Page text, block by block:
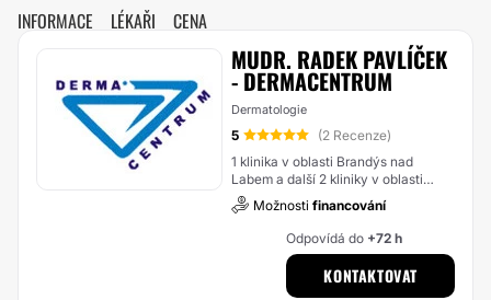
INFORMACE LÉKAŘI CENA
MUDR. RADEK PAVLÍČEK
- DERMACENTRUM
Dermatologie
5
(2 Recenze)
1 klinika v oblasti Brandýs nad
Labem a další 2 kliniky v oblasti
Středočeský kraj
Možnosti financování
Odpovídá do +72 h
KONTAKTOVAT